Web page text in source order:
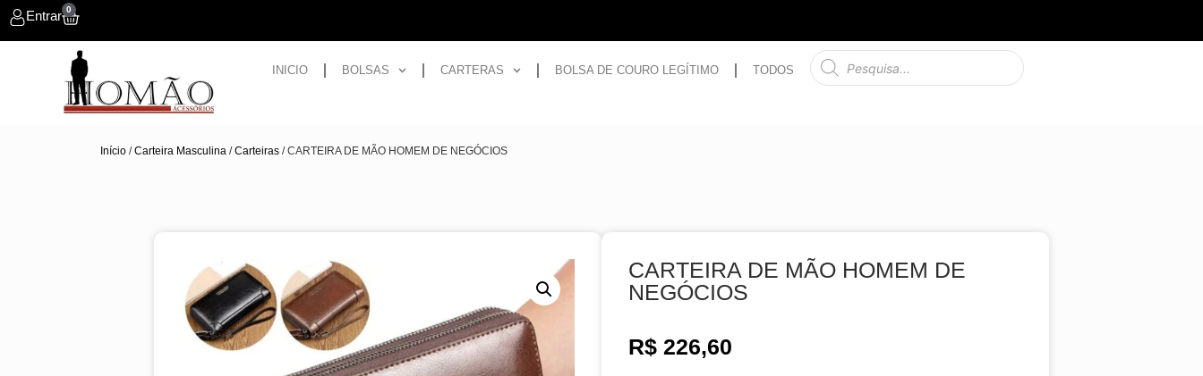
Entrar 0
INICIO BOLSAS CARTERAS BOLSA DE COURO LEGÍTIMO TODOS
Início /Carteira Masculina /Carteiras / CARTEIRA DE MÃO HOMEM DE NEGÓCIOS
CARTEIRA DE MÃO HOMEM DE
NEGÓCIOS
R$ 226,60